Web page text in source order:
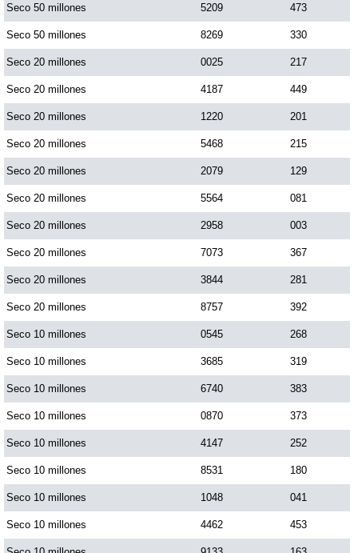
Seco 50 millones 5209 473
Seco 50 millones 8269 330
Seco 20 millones 0025 217
Seco 20 millones 4187 449
Seco 20 millones 1220 201
Seco 20 millones 5468 215
Seco 20 millones 2079 129
Seco 20 millones 5564 081
Seco 20 millones 2958 003
Seco 20 millones 7073 367
Seco 20 millones 3844 281
Seco 20 millones 8757 392
Seco 10 millones 0545 268
Seco 10 millones 3685 319
Seco 10 millones 6740 383
Seco 10 millones 0870 373
Seco 10 millones 4147 252
Seco 10 millones 8531 180
Seco 10 millones 1048 041
Seco 10 millones 4462 453